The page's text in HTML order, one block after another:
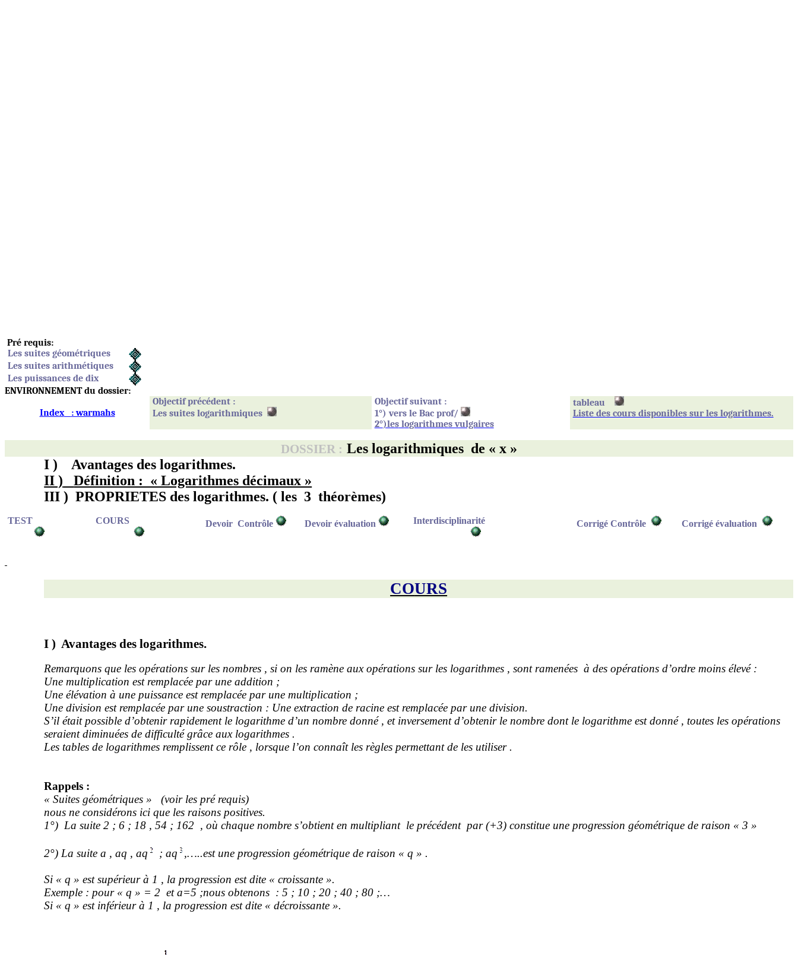
Pré requis:
Les suites géométriques
Les suites arithmétiques
Les puissances de dix
ENVIRONNEMENT du dossier:
Index : warmahs
Objectif précédent :
Les suites logarithmiques
Objectif suivant :
1°) vers le Bac prof/
2°)leslogarithmes vulgaires
tableau
Liste des cours disponibles sur les logarithmes.
DOSSIER : Les logarithmiques de « x »
I )
Avantages des logarithmes.
II )
Définition : « Logarithmes décimaux »
III ) PROPRIETES des logarithmes. ( les 3 théorèmes)
TEST COURS Devoir Contrôle Devoir évaluation Interdisciplinarité Corrigé Contrôle Corrigé évaluation
COURS
I ) Avantages des logarithmes.
Remarquons que les opérations sur les nombres , si on les ramène aux opérations sur les logarithmes , sont ramenées à des opérations d’ordre moins élevé :
Une multiplication est remplacée par une addition ;
Une élévation à une puissance est remplacée par une multiplication ;
Une division est remplacée par une soustraction : Une extraction de racine est remplacée par une division.
S’il était possible d’obtenir rapidement le logarithme d’un nombredonné , et inversement d’obtenir le nombre dont le logarithme est donné , toutes les opérations
seraient diminuées de difficulté grâce aux logarithmes .
Les tables de logarithmes remplissent ce rôle , lorsque l’on connaît les règles permettant de les utiliser .
Rappels :
« Suites géométriques »
(voir les prérequis)
nous ne considérons ici que les raisons positives.
1°) La suite 2 ; 6 ; 18 , 54 ; 162 , où chaque nombre s’obtient en multipliant le précédent par (+3) constitue une progression géométrique de raison « 3 »
2°) La suitea , aq ,aq ;aq ,…..est une progression géométrique de raison « q » .
Si « q » est supérieur à1 , la progression est dite « croissante ».
Exemple : pour « q » = 2 et a=5 ;nous obtenons : 5 ; 10 ; 20 ; 40 ; 80 ;…
Si « q » est inférieur à1 , la progression est dite « décroissante ».